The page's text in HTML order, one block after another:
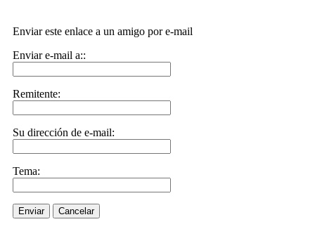
Enviar este enlace a un amigo por e-mail
Enviar e-mail a::
Remitente:
Su dirección de e-mail:
Tema:
Enviar Cancelar